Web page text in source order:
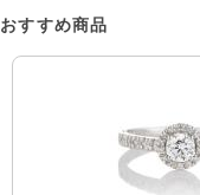
おすすめ商品